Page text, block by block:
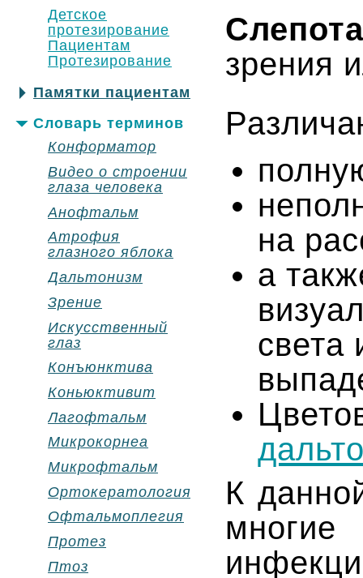
Детское
протезирование
Пациентам
Протезирование
Памятки пациентам
Словарь терминов
Конформатор
Видео о строении
глаза человека
Анофтальм
Атрофия
глазного яблока
Дальтонизм
Зрение
Искусственный
глаз
Конъюнктива
Коньюктивит
Лагофтальм
Микрокорнеа
Микрофтальм
Ортокератология
Офтальмоплегия
Протез
Птоз
Слепота
зрения
на
а
света
К
многие